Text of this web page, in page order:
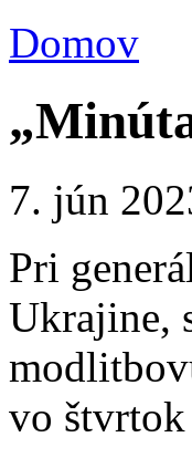
Domov
7. jún
Pri
Ukrajine,
vo